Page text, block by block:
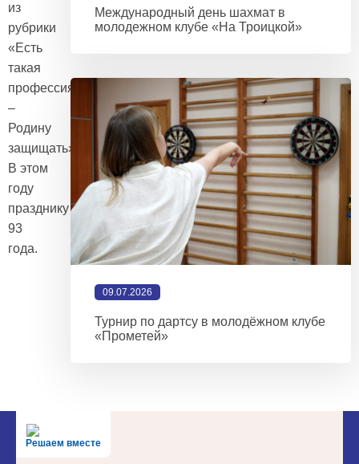
из
рубрики
«Есть
такая
профессия
–
Родину
защищать».
В этом
году
празднику
93
года.
Международный день шахмат в
молодежном клубе «На Троицкой»
09.07.2026
Турнир по дартсу в молодёжном клубе
«Прометей»
Решаем вместе